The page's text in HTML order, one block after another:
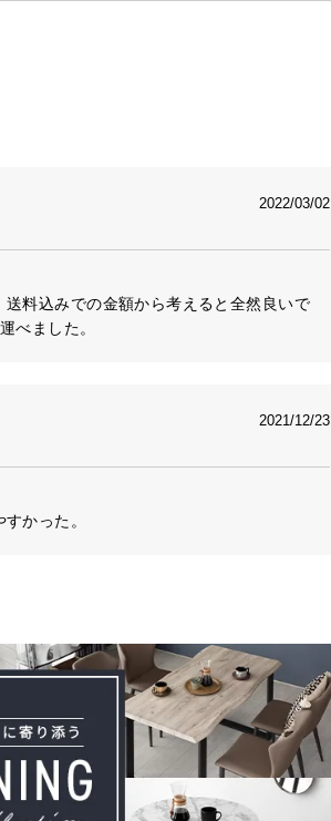
2022/03/02
料込みでの金額から考えると全然良いで
べました。
2021/12/23
かった。